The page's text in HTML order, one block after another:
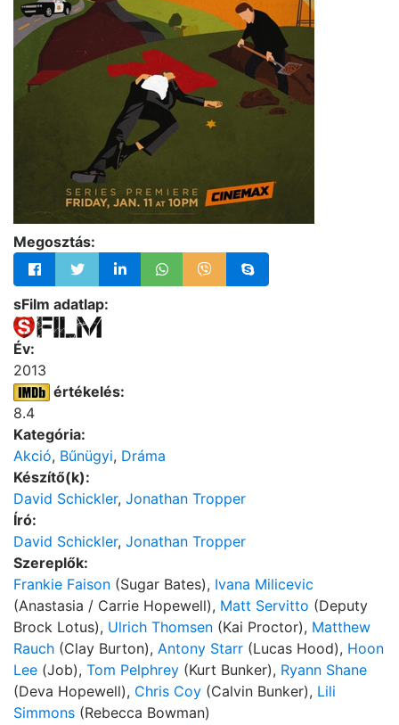
Megosztás:
sFilm adatlap:
Év:
2013
értékelés:
8.4
Kategória:
Akció, Bűnügyi, Dráma
Készítő(k):
David Schickler, Jonathan Tropper
Író:
David Schickler, Jonathan Tropper
Szereplők:
Frankie Faison (Sugar Bates), Ivana Milicevic
(Anastasia / Carrie Hopewell), Matt Servitto (Deputy
Brock Lotus), Ulrich Thomsen (Kai Proctor), Matthew
Rauch (Clay Burton), Antony Starr (Lucas Hood), Hoon
Lee (Job), Tom Pelphrey (Kurt Bunker), Ryann Shane
(Deva Hopewell), Chris Coy (Calvin Bunker), Lili
Simmons (Rebecca Bowman)